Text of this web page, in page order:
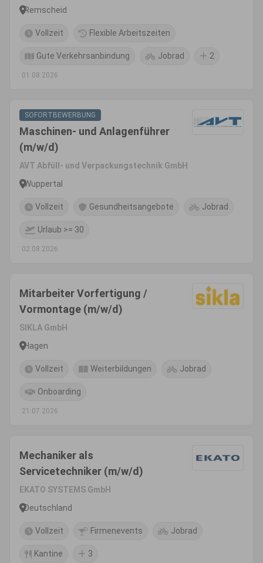
Remscheid
Vollzeit Flexible Arbeitszeiten
Gute Verkehrsanbindung Jobrad 2
01.08.2026
SOFORTBEWERBUNG
Maschinen- und Anlagenführer
(m/w/d)
AVT Abfüll- und Verpackungstechnik GmbH
Wuppertal
Vollzeit Gesundheitsangebote Jobrad
Urlaub >= 30
02.08.2026
Mitarbeiter Vorfertigung /
Vormontage (m/w/d)
SIKLA GmbH
Hagen
Vollzeit Weiterbildungen Jobrad
Onboarding
21.07.2026
Mechaniker als
Servicetechniker (m/w/d)
EKATO SYSTEMS GmbH
Deutschland
Vollzeit Firmenevents Jobrad
Kantine 3